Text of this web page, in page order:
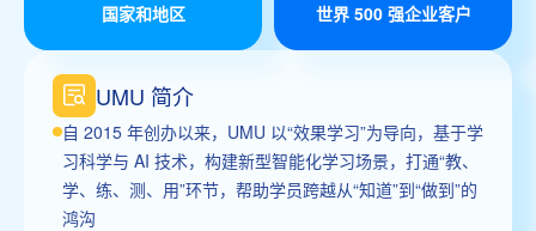
国家和地区 世界 500 强企业客户
UMU 简介
自 2015 年创办以来，UMU 以“效果学习”为导向，基于学
习科学与 AI 技术，构建新型智能化学习场景，打通“教、
学、练、测、用”环节，帮助学员跨越从“知道”到“做到”的
鸿沟